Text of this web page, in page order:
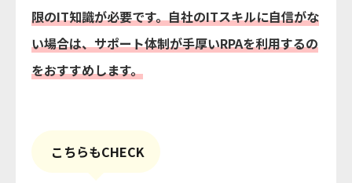
限のIT知識が必要です。自社のITスキルに自信がな
い場合は、サポート体制が手厚いRPAを利用するの
をおすすめします。
こちらもCHECK